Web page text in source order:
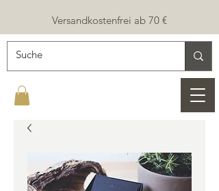
Versandkostenfrei ab 70 €